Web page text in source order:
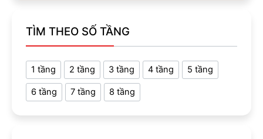
TÌM THEO SỐ TẦNG
1 tầng 2 tầng 3 tầng 4 tầng 5 tầng
6 tầng 7 tầng 8 tầng